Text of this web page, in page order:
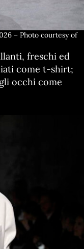
– Photo courtesy of
freschi ed
come t-shirt;
occhi come